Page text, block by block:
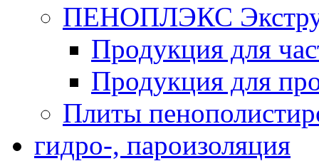
ПЕНОПЛЭКС
Продукция для
Продукция для
Плиты
гидро-, пароизоляция